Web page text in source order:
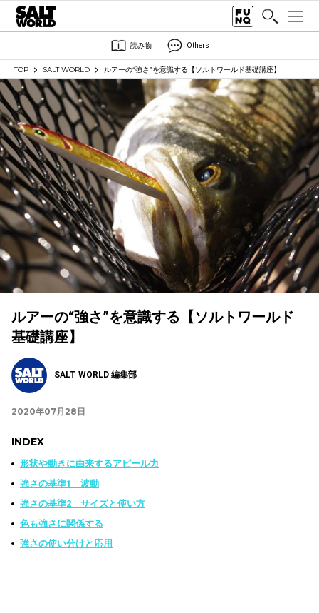
読み物 Others
TOP SALT WORLD ルアーの“強さ”を意識する【ソルトワールド基礎講座】
ルアーの“強さ”を意識する【ソルトワールド
基礎講座】
SALT WORLD 編集部
2020年07月28日
INDEX
形状や動きに由来するアピール力
強さの基準1 波動
強さの基準2 サイズと使い方
色も強さに関係する
強さの使い分けと応用